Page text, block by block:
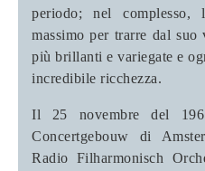
periodo; nel
massimo per trarre dal
più brillanti e variegate e
incredibile ricchezza.
Il 25 novembre del
Concertgebouw di
Radio Filharmonisch